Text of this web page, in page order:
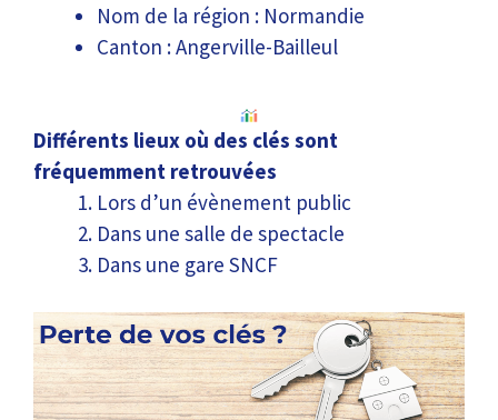
Nom de la région : Normandie
Canton : Angerville-Bailleul
Différents lieux où des clés sont
fréquemment retrouvées
Lors d’un évènement public
Dans une salle de spectacle
Dans une gare SNCF